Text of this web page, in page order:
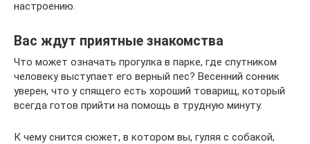
настроению.
Вас ждут приятные знакомства
Что может означать прогулка в парке, где спутником
человеку выступает его верный пес? Весенний сонник
уверен, что у спящего есть хороший товарищ, который
всегда готов прийти на помощь в трудную минуту.
К чему снится сюжет, в котором вы, гуляя с собакой,